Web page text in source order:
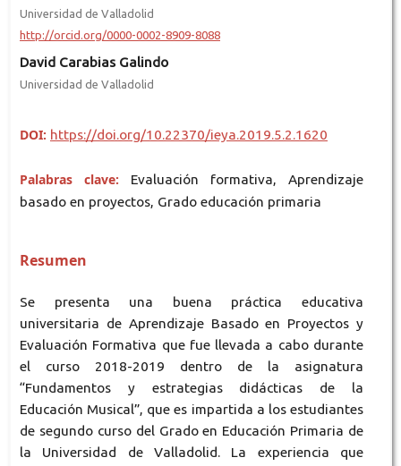
Universidad de Valladolid
http://orcid.org/0000-0002-8909-8088
David Carabias Galindo
Universidad de Valladolid
DOI: https://doi.org/10.22370/ieya.2019.5.2.1620
Palabras clave:
Evaluación formativa, Aprendizaje
basado en proyectos, Grado educación primaria
Resumen
Se presenta una buena práctica educativa
universitaria de Aprendizaje Basado en Proyectos y
Evaluación Formativa que fue llevada a cabo durante
el curso 2018-2019 dentro de la asignatura
“Fundamentos y estrategias didácticas de la
Educación Musical”, que es impartida a los estudiantes
de segundo curso del Grado en Educación Primaria de
la Universidad de Valladolid. La experiencia que